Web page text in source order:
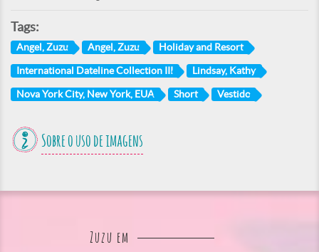
Tags:
Angel, Zuzu Angel, Zuzu Holiday and Resort
International Dateline Collection III Lindsay, Kathy
Nova York City, New York, EUA Short Vestido
Sobre o uso de imagens
Zuzu em